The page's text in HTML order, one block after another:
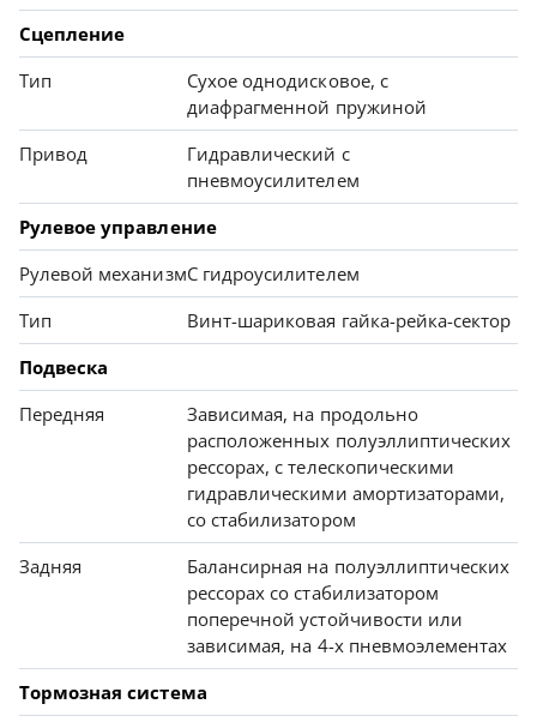
Сцепление
Тип
Сухое однодисковое, с
диафрагменной пружиной
Привод
Гидравлический с
пневмоусилителем
Рулевое управление
Рулевой механизмС гидроусилителем
Тип
Винт-шариковая гайка-рейка-сектор
Подвеска
Передняя
Зависимая, на продольно
расположенных полуэллиптических
рессорах, с телескопическими
гидравлическими амортизаторами,
со стабилизатором
Задняя
Балансирная на полуэллиптических
рессорах со стабилизатором
поперечной устойчивости или
зависимая, на 4-х пневмоэлементах
Тормозная система